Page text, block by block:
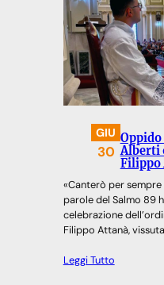
GIU
30 Alberti
Filippo
«Canterò per sempre
parole del Salmo 89
celebrazione
Filippo Attanà,
Leggi Tutto